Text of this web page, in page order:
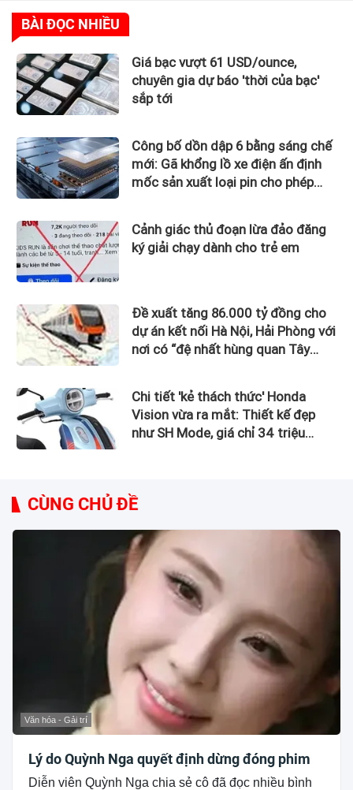
BÀI ĐỌC NHIỀU
Giá bạc vượt 61 USD/ounce,
chuyên gia dự báo 'thời của bạc'
sắp tới
Công bố dồn dập 6 bằng sáng chế
mới: Gã khổng lồ xe điện ấn định
mốc sản xuất loại pin cho phép
Cảnh giác thủ đoạn lừa đảo đăng
ký giải chạy dành cho trẻ em
Đề xuất tăng 86.000 tỷ đồng cho
dự án kết nối Hà Nội, Hải Phòng với
nơi có “đệ nhất hùng quan Tây
Chi tiết 'kẻ thách thức' Honda
Vision vừa ra mắt: Thiết kế đẹp
như SH Mode, giá chỉ 34 triệu
CÙNG CHỦ ĐỀ
Văn hóa - Gải trí
Lý do Quỳnh Nga quyết định dừng đóng phim
Diễn viên Quỳnh Nga chia sẻ cô đã đọc nhiều bình